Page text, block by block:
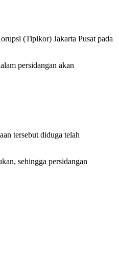
(Tipikor) Jakarta Pusat pada
persidangan akan
tersebut diduga telah
sehingga persidangan